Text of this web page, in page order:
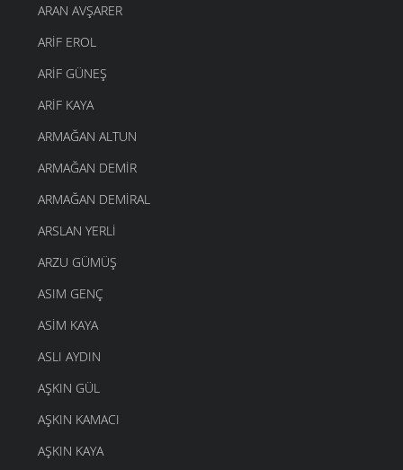
ARAN AVŞARER
ARIF EROL
ARIF GÜNEŞ
ARIF KAYA
ARMAĞAN ALTUN
ARMAĞAN DEMIR
ARMAĞAN DEMIRAL
ARSLAN YERLI
ARZU GÜMÜŞ
ASIM GENÇ
ASIM KAYA
ASLI AYDIN
AŞKIN GÜL
AŞKIN KAMACI
AŞKIN KAYA